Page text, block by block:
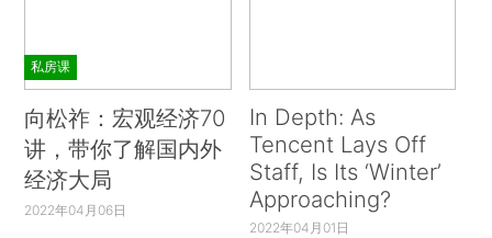
私房课
向松祚：宏观经济70
讲，带你了解国内外
经济大局
2022年04月06日
In Depth: As
Tencent Lays Off
Staff, Is Its ‘Winter’
Approaching?
2022年04月01日